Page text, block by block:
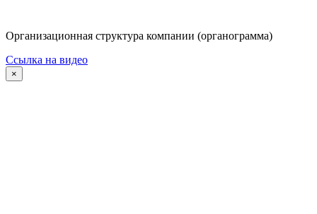
Организационная структура компании (органограмма)
Ссылка на видео
×